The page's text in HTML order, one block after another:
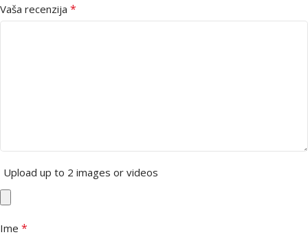
Vaša recenzija *
Upload up to 2 images or videos
Ime *